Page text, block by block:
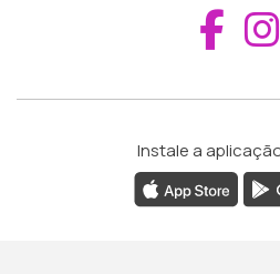
Instale a